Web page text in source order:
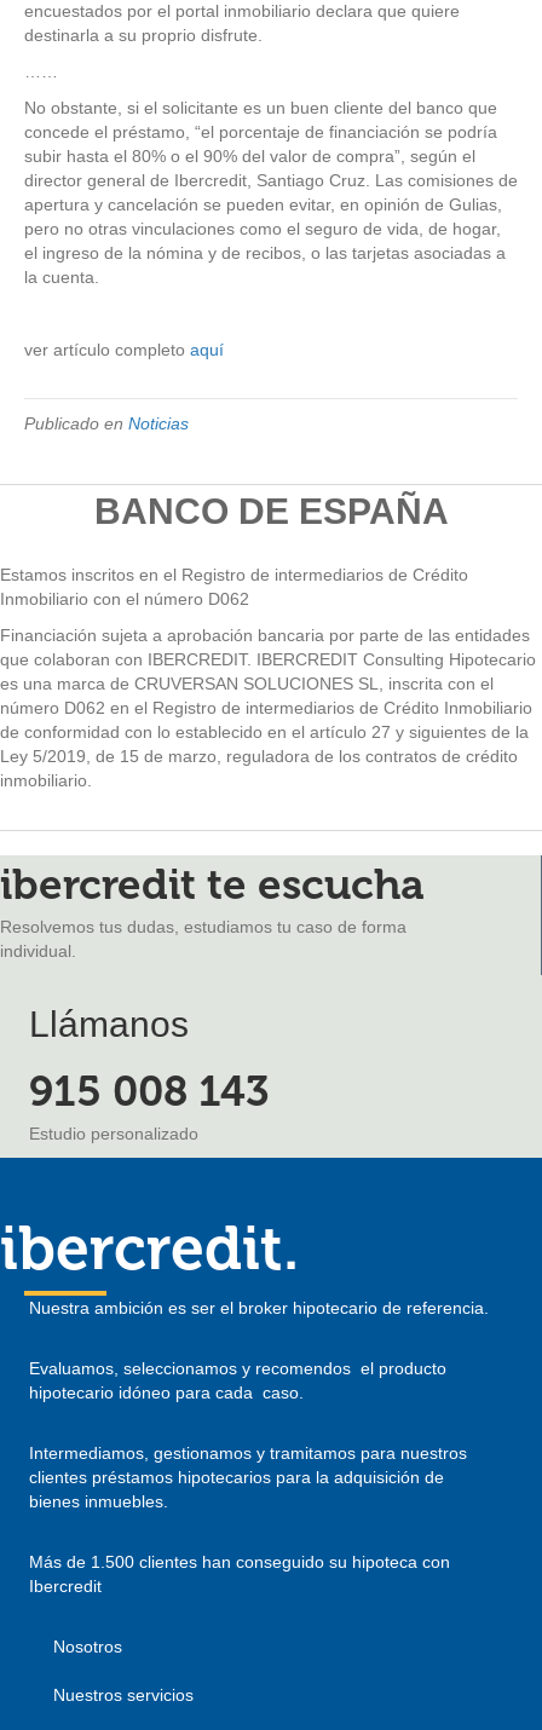
encuestados por el portal inmobiliario declara que quiere
destinarla a su proprio disfrute.
No obstante, si el solicitante es un buen cliente del banco que
concede el préstamo, “el porcentaje de financiación se podría
subir hasta el 80% o el 90% del valor de compra”, según el
director general de Ibercredit, Santiago Cruz. Las comisiones de
apertura y cancelación se pueden evitar, en opinión de Gulias,
pero no otras vinculaciones como el seguro de vida, de hogar,
el ingreso de la nómina y de recibos, o las tarjetas asociadas a
la cuenta.
ver artículo completo aquí
Publicado en Noticias
BANCO DE ESPAÑA
Estamos inscritos en el Registro de intermediarios de Crédito
Inmobiliario con el número D062
Financiación sujeta a aprobación bancaria por parte de las entidades
que colaboran con IBERCREDIT. IBERCREDIT Consulting Hipotecario
es una marca de CRUVERSAN SOLUCIONES SL, inscrita con el
número D062 en el Registro de intermediarios de Crédito Inmobiliario
de conformidad con lo establecido en el artículo 27 y siguientes de la
Ley 5/2019, de 15 de marzo, reguladora de los contratos de crédito
inmobiliario.
ibercredit te escucha
Resolvemos tus dudas, estudiamos tu caso de forma
individual.
Llámanos
915 008 143
Estudio personalizado
ibercredit.
Nuestra ambición es ser el broker hipotecario de referencia.
Evaluamos, seleccionamos y recomendos el producto
hipotecario idóneo para cada caso.
Intermediamos, gestionamos y tramitamos para nuestros
clientes préstamos hipotecarios para la adquisición de
bienes inmuebles.
Más de 1.500 clientes han conseguido su hipoteca con
Ibercredit
Nosotros
Nuestros servicios